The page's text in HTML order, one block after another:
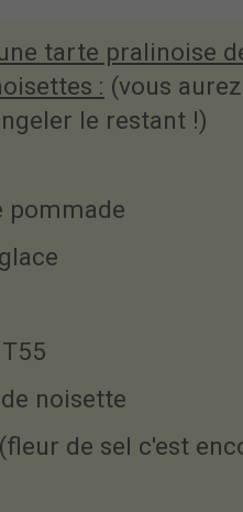
tarte pralinoise
: (vous
le restant !)
pommade
noisette
de sel c'est